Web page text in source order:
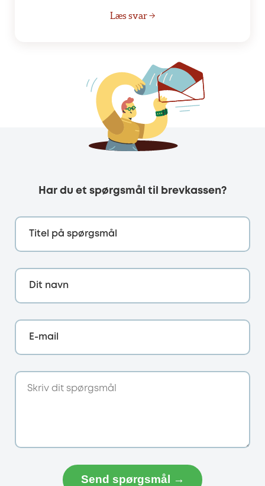
Læs svar →
Har du et spørgsmål til brevkassen?
Titel på spørgsmål
Dit navn
E-mail
Send spørgsmål →